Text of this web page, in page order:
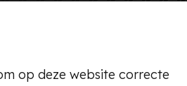
op deze website correcte